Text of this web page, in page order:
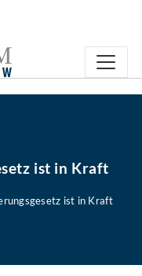
ist in Kraft
ist in Kraft